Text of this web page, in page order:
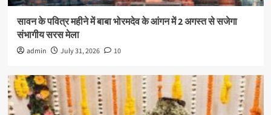
सावन के पवित्र महीने में बाबा भोरमदेव के आंगन में 2 अगस्त से सजेगा
संभागीय सरस मेला
admin July 31, 2026 10